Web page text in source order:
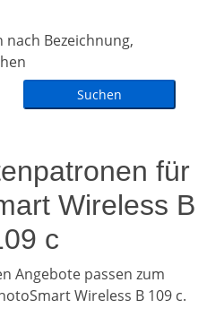
Bezeichnung,
für
Wireless B
c
Angebote passen zum
Wireless B 109 c.